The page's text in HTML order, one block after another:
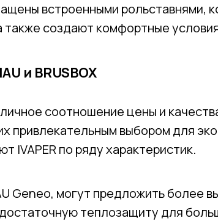
встроенными рольставнями,
также создают комфортные
и BRUSBOX
соотношение цены и
привлекательным выбором для
IVAPER по ряду характеристик.
Geneo, могут предложить более
теплозащиту для